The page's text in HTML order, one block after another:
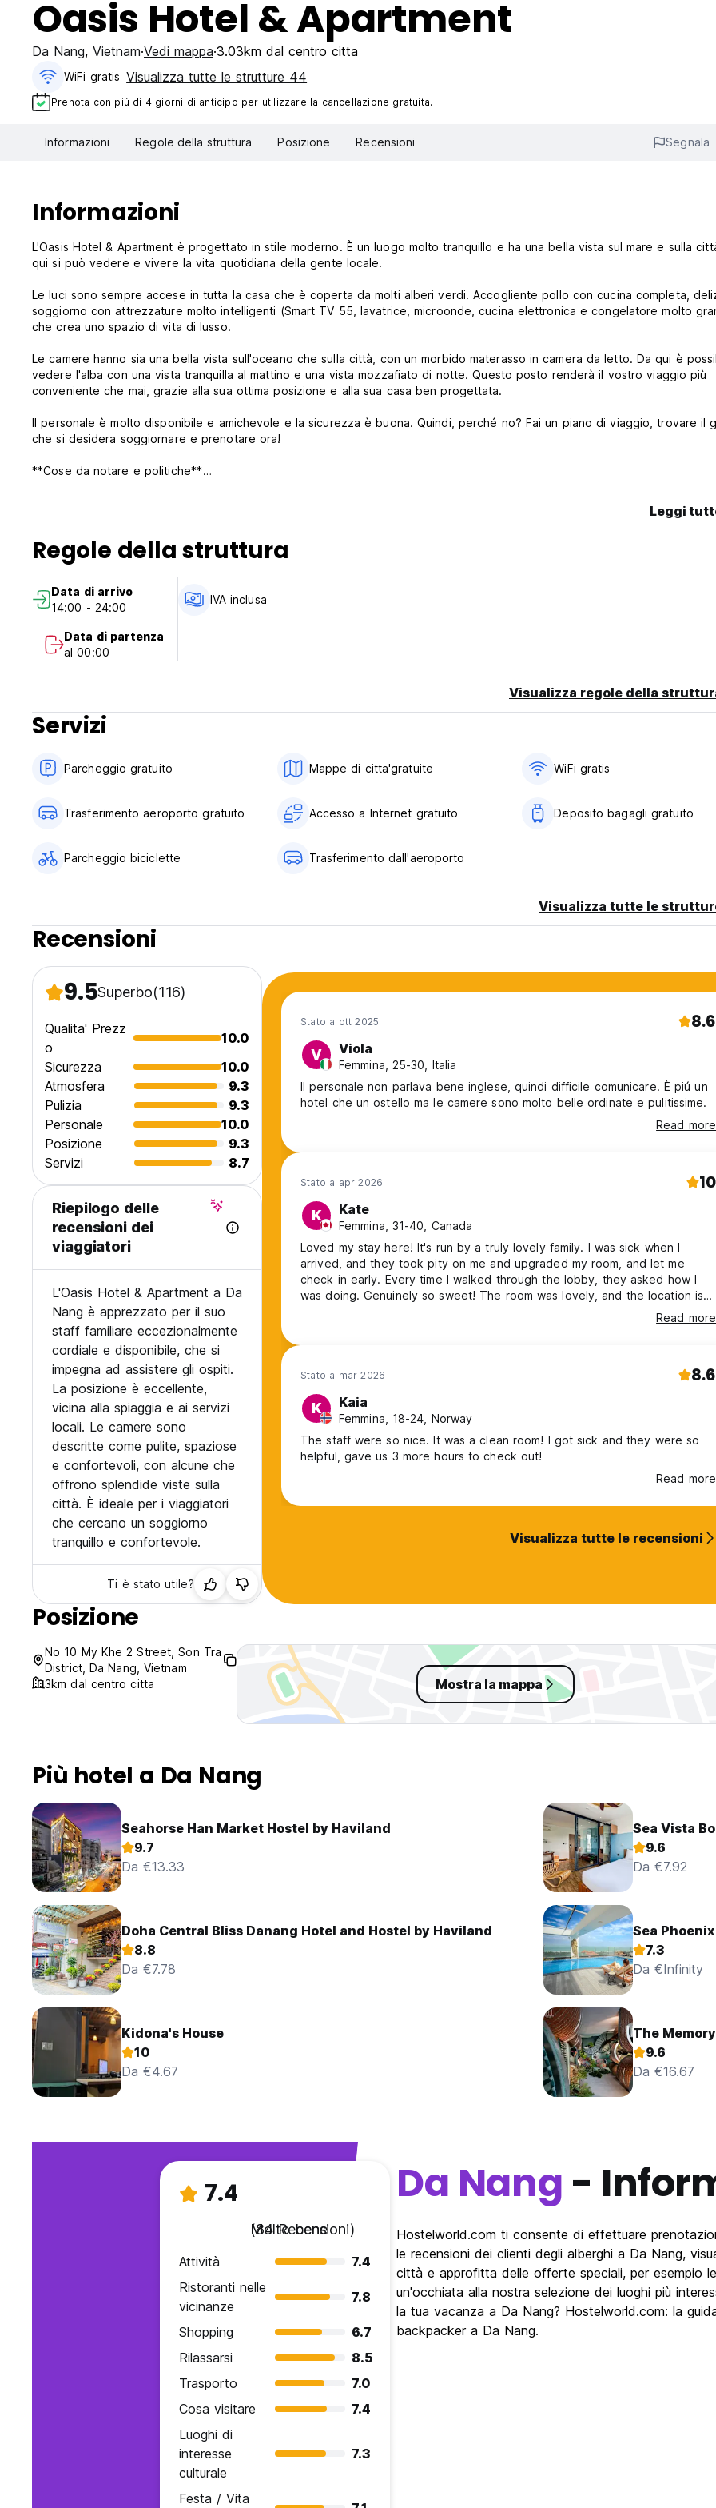
Oasis Hotel & Apartment
Da Nang, Vietnam Vedi mappa 3.03km dal centro citta
WiFi gratis Visualizza tutte le strutture 44
Prenota con piú di 4 giorni di anticipo per utilizzare la cancellazione gratuita.
Informazioni Regole della struttura Posizione Recensioni Segnala
Informazioni
L'Oasis Hotel & Apartment è progettato in stile moderno. È un luogo molto tranquillo e ha una bella vista sul mare e sulla
qui si può vedere e vivere la vita quotidiana della gente locale.
Le luci sono sempre accese in tutta la casa che è coperta da molti alberi verdi. Accogliente pollo con cucina completa,
soggiorno con attrezzature molto intelligenti (Smart TV 55, lavatrice, microonde, cucina elettronica e congelatore molto
che crea uno spazio di vita di lusso.
Le camere hanno sia una bella vista sull'oceano che sulla città, con un morbido materasso in camera da letto. Da qui è
vedere l'alba con una vista tranquilla al mattino e una vista mozzafiato di notte. Questo posto renderà il vostro viaggio più
conveniente che mai, grazie alla sua ottima posizione e alla sua casa ben progettata.
Il personale è molto disponibile e amichevole e la sicurezza è buona. Quindi, perché no? Fai un piano di viaggio, trovare il
che si desidera soggiornare e prenotare ora!
**Cose da notare e politiche**
Check in a partire da: 14:00
Check out entro le ore 12:00
Pagamento all'arrivo: contanti e carta di credito
Tasse incluse
Non si può fumare in camera ma c'è un'area fumatori
Nessuna restrizione di età
Non sono ammessi animali domestici
Orario di ricevimento: 24/7 (Auto-translated from original language)
Leggi
Regole della struttura
Data di arrivo
14:00 - 24:00
Data di partenza
al 00:00
IVA inclusa
Visualizza regole della
Servizi
Parcheggio gratuito Mappe di citta'gratuite WiFi gratis
Trasferimento aeroporto gratuito Accesso a Internet gratuito Deposito bagagli gratuito
Parcheggio biciclette Trasferimento dall'aeroporto
Visualizza tutte le
Recensioni
9.5Superbo(116)
Qualita' Prezz
o
10.0
Sicurezza
10.0
Atmosfera
9.3
Pulizia
9.3
Personale
10.0
Posizione
9.3
Servizi
8.7
Riepilogo delle
recensioni dei
viaggiatori
L'Oasis Hotel & Apartment a Da
Nang è apprezzato per il suo
staff familiare eccezionalmente
cordiale e disponibile, che si
impegna ad assistere gli ospiti.
La posizione è eccellente,
vicina alla spiaggia e ai servizi
locali. Le camere sono
descritte come pulite, spaziose
e confortevoli, con alcune che
offrono splendide viste sulla
città. È ideale per i viaggiatori
che cercano un soggiorno
tranquillo e confortevole.
Ti è stato utile?
Stato a ott 2025 8.6
V Viola
Femmina, 25-30, Italia
Il personale non parlava bene inglese, quindi difficile comunicare. È piú un
hotel che un ostello ma le camere sono molto belle ordinate e pulitissime.
Read more
Stato a apr 2026 10
K Kate
Femmina, 31-40, Canada
Loved my stay here! It's run by a truly lovely family. I was sick when I
arrived, and they took pity on me and upgraded my room, and let me
check in early. Every time I walked through the lobby, they asked how I
was doing. Genuinely so sweet! The room was lovely, and the location is
Read more
Stato a mar 2026 8.6
K Kaia
Femmina, 18-24, Norway
The staff were so nice. It was a clean room! I got sick and they were so
helpful, gave us 3 more hours to check out!
Read more
Visualizza tutte le recensioni
Posizione
No 10 My Khe 2 Street, Son Tra
District, Da Nang, Vietnam
3km dal centro citta
Mostra la mappa
Più hotel a Da Nang
Seahorse Han Market Hostel by Haviland
9.7
Da €13.33
Sea Vista
9.6
Da €7.92
Doha Central Bliss Danang Hotel and Hostel by Haviland
8.8
Da €7.78
Sea
7.3
Da €Infinity
Kidona's House
10
Da €4.67
The
9.6
Da €16.67
7.4
Molto bene
(84 Recensioni)
Attività
7.4
Ristoranti nelle
vicinanze
7.8
Shopping
6.7
Rilassarsi
8.5
Trasporto
7.0
Cosa visitare
7.4
Luoghi di
interesse
culturale
7.3
Festa / Vita
Da Nang -
Hostelworld.com ti consente di effettuare
le recensioni dei clienti degli alberghi a Da Nang,
città e approfitta delle offerte speciali, per esempio
un'occhiata alla nostra selezione dei luoghi più
la tua vacanza a Da Nang? Hostelworld.com: la
backpacker a Da Nang.